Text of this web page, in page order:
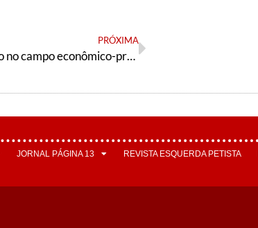
PRÓXIMA
Propostas de ação no campo econômico-produtivo para o “dia depois”: provocando o debate
JORNAL PÁGINA 13 REVISTA ESQUERDA PETISTA